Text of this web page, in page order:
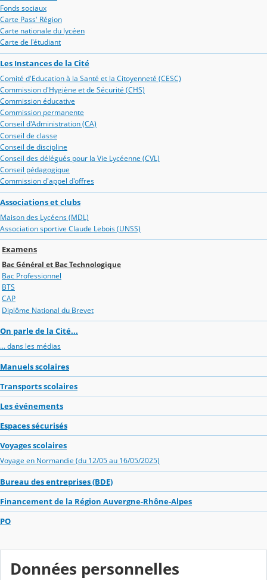
Fonds sociaux
Carte Pass' Région
Carte nationale du lycéen
Carte de l'étudiant
Les Instances de la Cité
Comité d'Education à la Santé et la Citoyenneté (CESC)
Commission d'Hygiène et de Sécurité (CHS)
Commission éducative
Commission permanente
Conseil d'Administration (CA)
Conseil de classe
Conseil de discipline
Conseil des délégués pour la Vie Lycéenne (CVL)
Conseil pédagogique
Commission d'appel d'offres
Associations et clubs
Maison des Lycéens (MDL)
Association sportive Claude Lebois (UNSS)
Examens
Bac Général et Bac Technologique
Bac Professionnel
BTS
CAP
Diplôme National du Brevet
On parle de la Cité...
... dans les médias
Manuels scolaires
Transports scolaires
Les événements
Espaces sécurisés
Voyages scolaires
Voyage en Normandie (du 12/05 au 16/05/2025)
Bureau des entreprises (BDE)
Financement de la Région Auvergne-Rhône-Alpes
PO
Données personnelles